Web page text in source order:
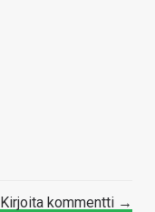
Kirjoita kommentti →